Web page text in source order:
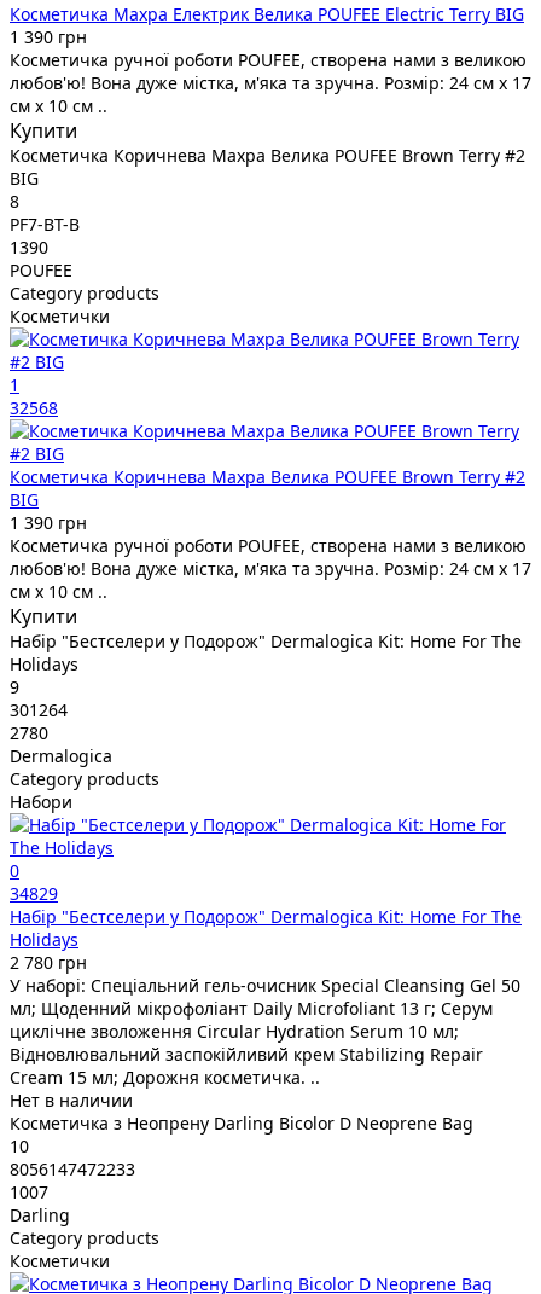
Косметичка Махра Електрик Велика POUFEE Electric Terry BIG
1 390 грн
Косметичка ручної роботи POUFEE, створена нами з великою
любов'ю! Вона дуже містка, м'яка та зручна. Розмір: 24 см х 17
см х 10 см ..
Купити
Косметичка Коричнева Махра Велика POUFEE Brown Terry #2
BIG
8
PF7-BT-B
1390
POUFEE
Category products
Косметички
1
32568
Косметичка Коричнева Махра Велика POUFEE Brown Terry #2
BIG
1 390 грн
Косметичка ручної роботи POUFEE, створена нами з великою
любов'ю! Вона дуже містка, м'яка та зручна. Розмір: 24 см х 17
см х 10 см ..
Купити
Набір "Бестселери у Подорож" Dermalogica Kit: Home For The
Holidays
9
301264
2780
Dermalogica
Category products
Набори
0
34829
Набір "Бестселери у Подорож" Dermalogica Kit: Home For The
Holidays
2 780 грн
У наборі: Спеціальний гель-очисник Special Cleansing Gel 50
мл; Щоденний мікрофоліант Daily Microfoliant 13 г; Серум
циклічне зволоження Circular Hydration Serum 10 мл;
Відновлювальний заспокійливий крем Stabilizing Repair
Cream 15 мл; Дорожня косметичка. ..
Нет в наличии
Косметичка з Неопрену Darling Bicolor D Neoprene Bag
10
8056147472233
1007
Darling
Category products
Косметички